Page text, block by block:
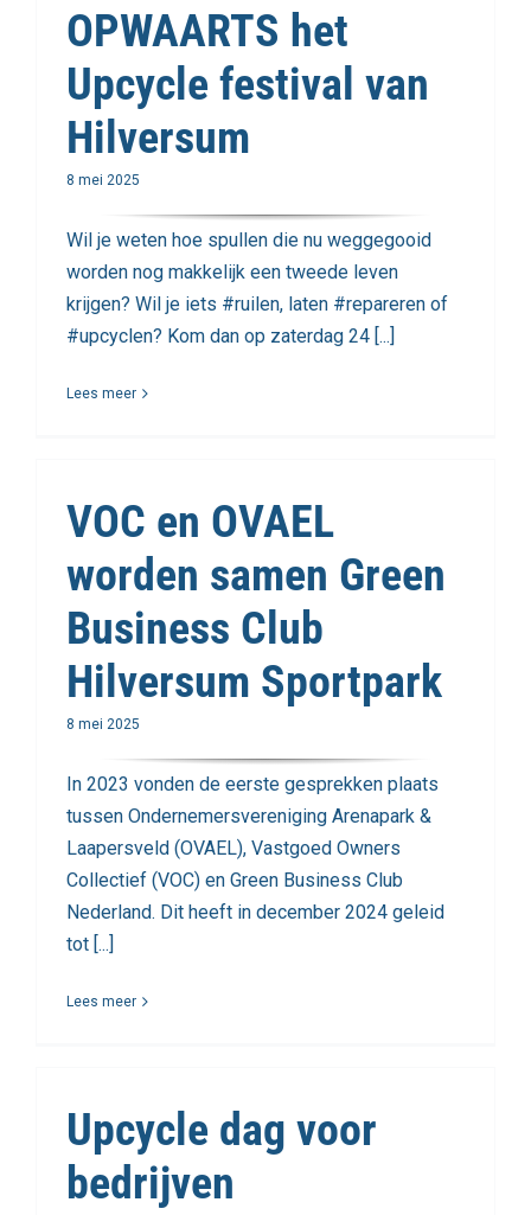
OPWAARTS het
Upcycle festival van
Hilversum
8 mei 2025
Wil je weten hoe spullen die nu weggegooid
worden nog makkelijk een tweede leven
krijgen? Wil je iets #ruilen, laten #repareren of
#upcyclen? Kom dan op zaterdag 24 [...]
Lees meer
VOC en OVAEL
worden samen Green
Business Club
Hilversum Sportpark
8 mei 2025
In 2023 vonden de eerste gesprekken plaats
tussen Ondernemersvereniging Arenapark &
Laapersveld (OVAEL), Vastgoed Owners
Collectief (VOC) en Green Business Club
Nederland. Dit heeft in december 2024 geleid
tot [...]
Lees meer
Upcycle dag voor
bedrijven